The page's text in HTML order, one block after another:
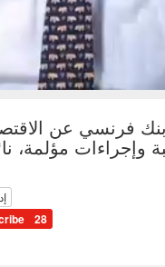
فرنسي عن
وإجراءات مؤلمة،
28